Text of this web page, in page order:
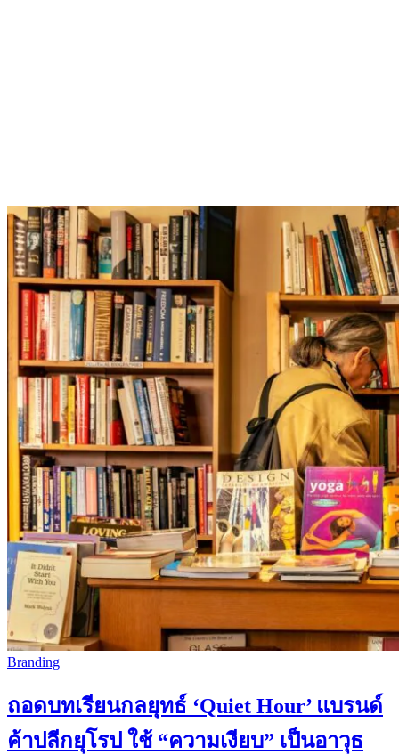
Branding
ถอดบทเรียนกลยุทธ์ ‘Quiet Hour’ แบรนด์
ค้าปลีกยุโรป ใช้ “ความเงียบ” เป็นอาวุธ